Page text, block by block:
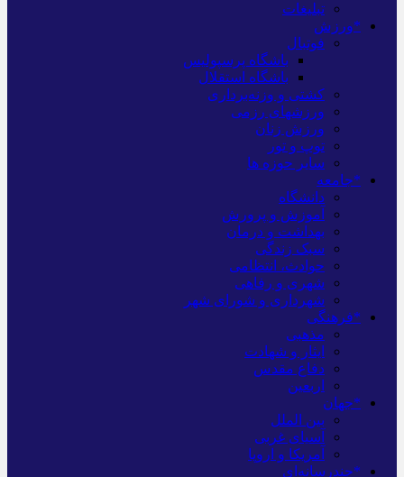
تبلیغات
*ورزش
فوتبال
باشگاه پرسپولیس
باشگاه استقلال
کشتی و وزنه‌برداری
ورزشهای رزمی
ورزش زنان
توپ و تور
سایر حوزه ها
*جامعه
دانشگاه
آموزش و پرورش
بهداشت و درمان
سبک زندگی
حوادث، انتظامی
شهری و رفاهی
شهرداری و شورای شهر
*فرهنگی
مذهبی
ایثار و شهادت
دفاع مقدس
اربعین
*جهان
بین الملل
آسیای غربی
آمریکا و اروپا
*چندرسانه‌ای